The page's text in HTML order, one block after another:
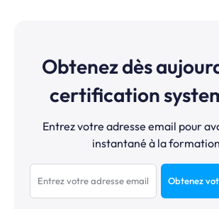
Obtenez dès
certification
Entrez votre adresse email pour
instantané à la
Obtenez